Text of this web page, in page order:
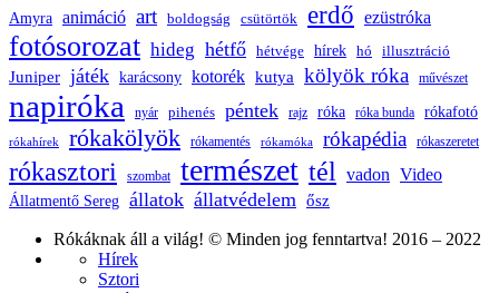
Amyra animáció art boldogság csütörtök erdő ezüstróka
fotósorozat hideg hétfő hétvége hírek hó illusztráció
Juniper játék karácsony kotorék kutya kölyök róka művészet
napiróka nyár pihenés péntek rajz róka róka bunda rókafotó
rókahírek rókakölyök rókamentés rókamóka rókapédia rókaszeretet
rókasztori szombat természet tél vadon Video
Állatmentő Sereg állatok állatvédelem ősz
Rókáknak áll a világ! © Minden jog fenntartva! 2016 – 2022
Hírek
Sztori